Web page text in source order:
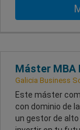
Máster MBA
Galicia Business
Este máster
con dominio de
un gestor de alto